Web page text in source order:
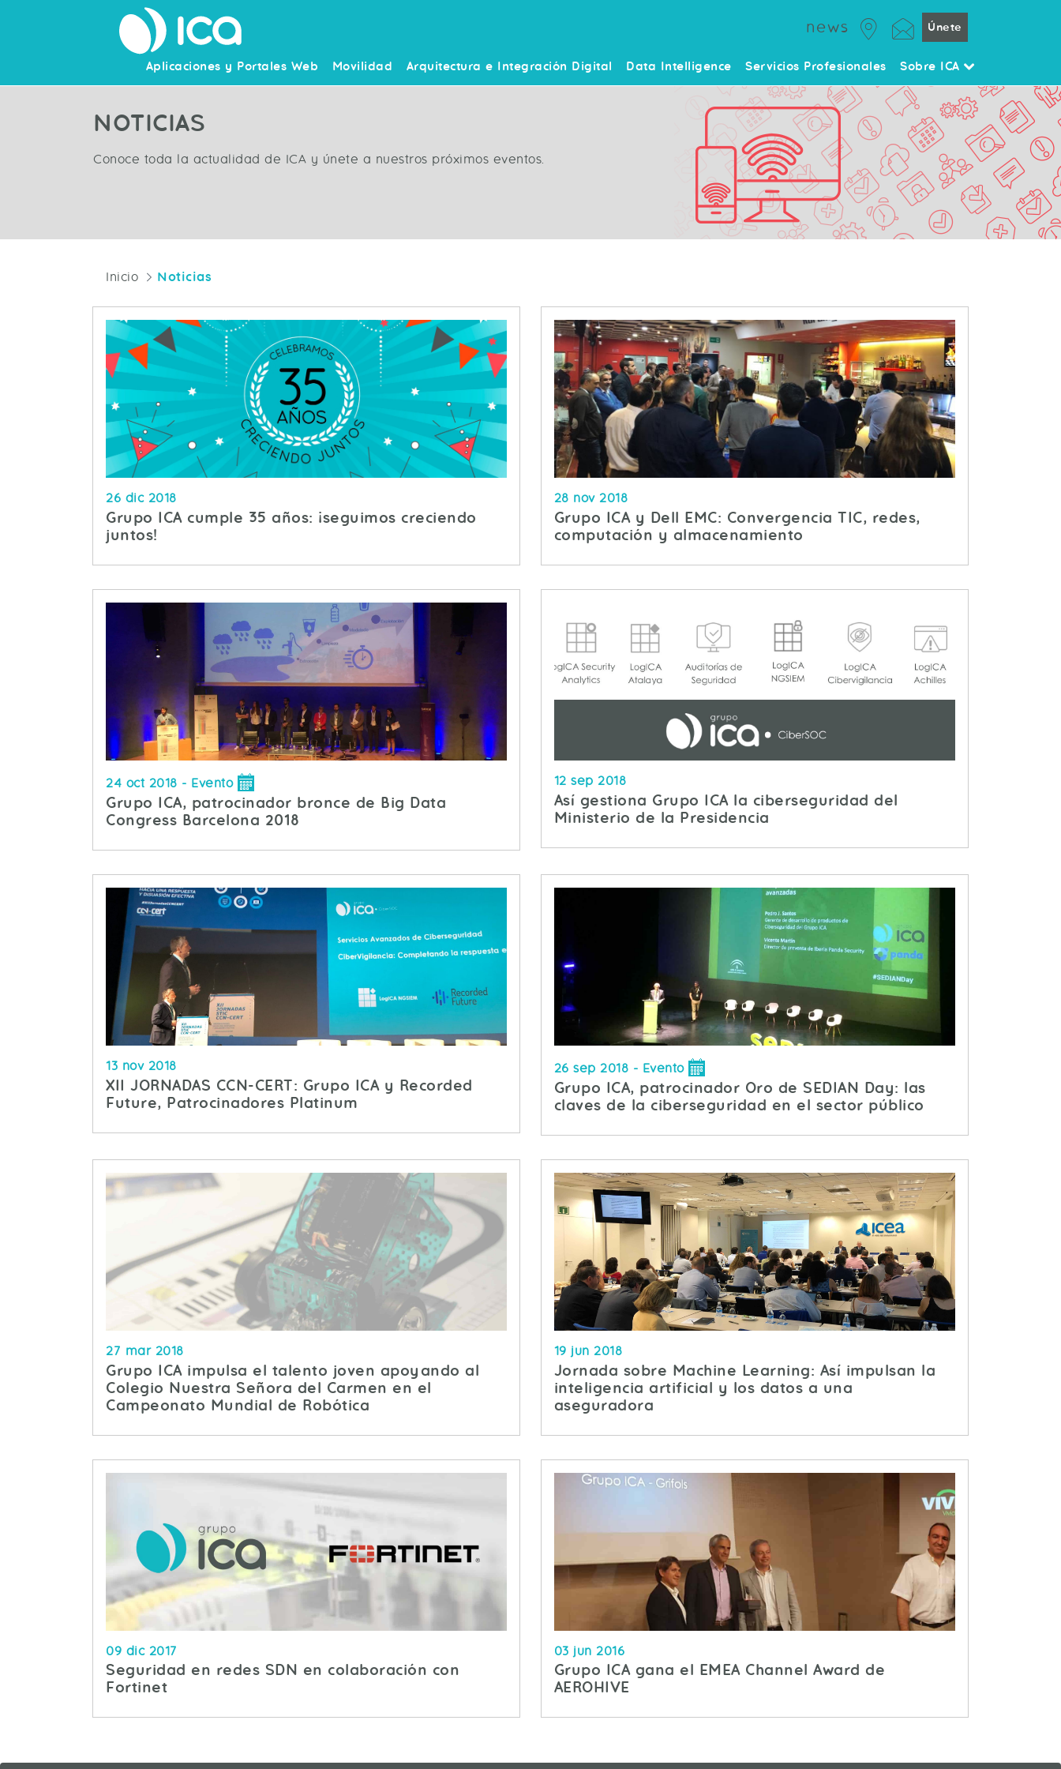
news Únete
Aplicaciones y Portales Web Movilidad Arquitectura e Integración Digital Data Intelligence Servicios Profesionales Sobre ICA
NOTICIAS
Conoce toda la actualidad de ICA y únete a nuestros próximos eventos.
Inicio Noticias
26 dic 2018
Grupo ICA cumple 35 años: ¡seguimos creciendo
juntos!
28 nov 2018
Grupo ICA y Dell EMC: Convergencia TIC, redes,
computación y almacenamiento
24 oct 2018 - Evento
Grupo ICA, patrocinador bronce de Big Data
Congress Barcelona 2018
12 sep 2018
Así gestiona Grupo ICA la ciberseguridad del
Ministerio de la Presidencia
13 nov 2018
XII JORNADAS CCN-CERT: Grupo ICA y Recorded
Future, Patrocinadores Platinum
26 sep 2018 - Evento
Grupo ICA, patrocinador Oro de SEDIAN Day: las
claves de la ciberseguridad en el sector público
27 mar 2018
Grupo ICA impulsa el talento joven apoyando al
Colegio Nuestra Señora del Carmen en el
Campeonato Mundial de Robótica
19 jun 2018
Jornada sobre Machine Learning: Así impulsan la
inteligencia artificial y los datos a una
aseguradora
09 dic 2017
Seguridad en redes SDN en colaboración con
Fortinet
03 jun 2016
Grupo ICA gana el EMEA Channel Award de
AEROHIVE